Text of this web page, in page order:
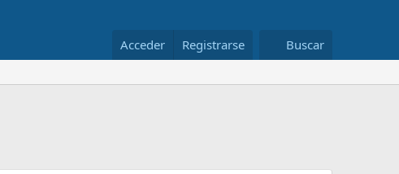
Acceder Registrarse Buscar